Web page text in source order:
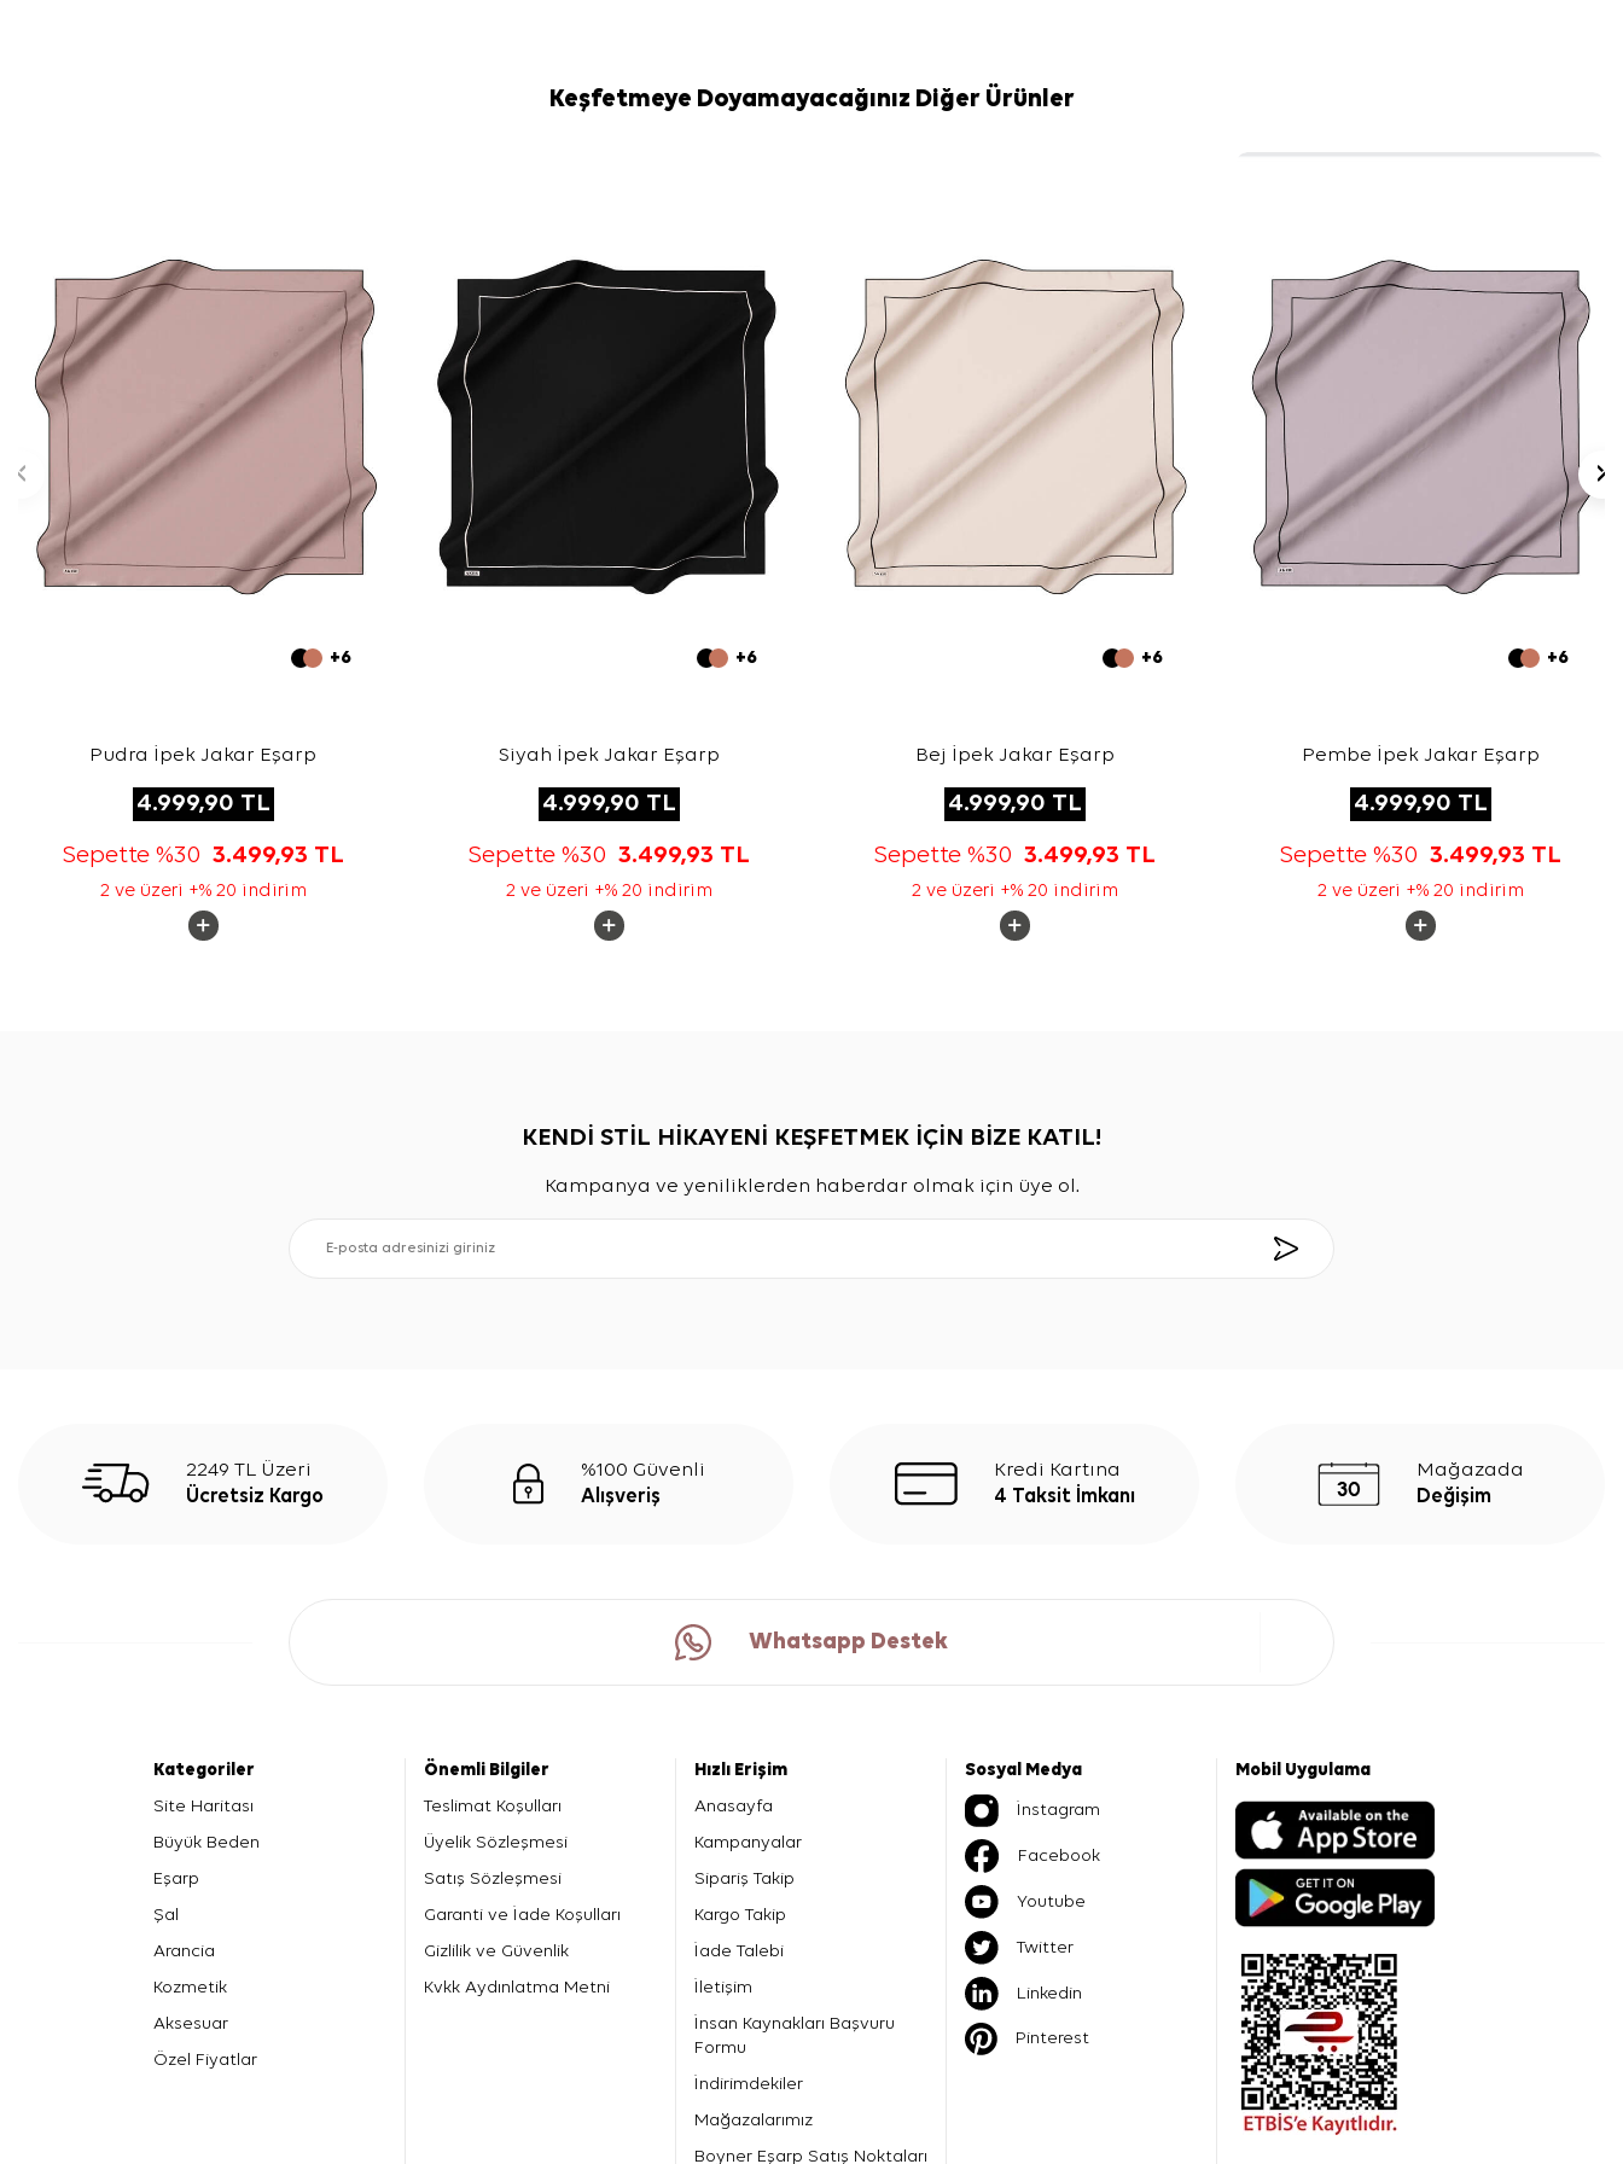
kullanmayınız ve ürünü sıkmayınız. Elde hassas yıkama
Bu ipek eşarp nasıl yıkanır?
Keşfetmeye Doyamayacağınız Diğer Ürünler
+6
Pudra İpek Jakar Eşarp
4.999,90 TL
Sepette %30 3.499,93 TL
2 ve üzeri +% 20 indirim
+6
Siyah İpek Jakar Eşarp
4.999,90 TL
Sepette %30 3.499,93 TL
2 ve üzeri +% 20 indirim
+6
Bej İpek Jakar Eşarp
4.999,90 TL
Sepette %30 3.499,93 TL
2 ve üzeri +% 20 indirim
+6
Pembe İpek Jakar Eşarp
4.999,90 TL
Sepette %30 3.499,93 TL
2 ve üzeri +% 20 indirim
KENDİ STİL HİKAYENİ KEŞFETMEK İÇİN BİZE KATIL!
Kampanya ve yeniliklerden haberdar olmak için üye ol.
2249 TL Üzeri
Ücretsiz Kargo
%100 Güvenli
Alışveriş
Kredi Kartına
4 Taksit İmkanı
Mağazada
Değişim
Whatsapp Destek
Kategoriler
Site Haritası
Büyük Beden
Eşarp
Şal
Arancia
Kozmetik
Aksesuar
Özel Fiyatlar
Önemli Bilgiler
Teslimat Koşulları
Üyelik Sözleşmesi
Satış Sözleşmesi
Garanti ve İade Koşulları
Gizlilik ve Güvenlik
Kvkk Aydınlatma Metni
Hızlı Erişim
Anasayfa
Kampanyalar
Sipariş Takip
Kargo Takip
İade Talebi
İletişim
İnsan Kaynakları Başvuru
Formu
İndirimdekiler
Mağazalarımız
Boyner Eşarp Satış Noktaları
Sosyal Medya
İnstagram
Facebook
Youtube
Twitter
Linkedin
Pinterest
Mobil Uygulama